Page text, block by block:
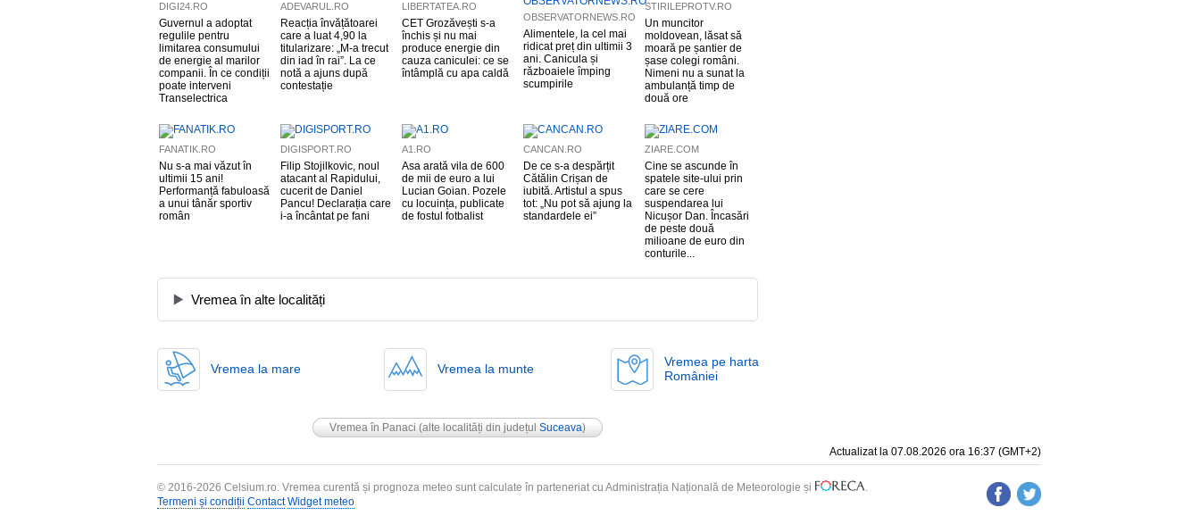
DIGI24.RO
Guvernul a adoptat
regulile pentru
limitarea consumului
de energie al marilor
companii. În ce condiții
poate interveni
Transelectrica
ADEVARUL.RO
Reacția învățătoarei
care a luat 4,90 la
titularizare: „M-a trecut
din iad în rai”. La ce
notă a ajuns după
contestație
LIBERTATEA.RO
CET Grozăvești s-a
închis și nu mai
produce energie din
cauza caniculei: ce se
întâmplă cu apa caldă
OBSERVATORNEWS.RO
Alimentele, la cel mai
ridicat preț din ultimii 3
ani. Canicula și
războaiele împing
scumpirile
STIRILEPROTV.RO
Un muncitor
moldovean, lăsat să
moară pe șantier de
șase colegi români.
Nimeni nu a sunat la
ambulanță timp de
două ore
FANATIK.RO
Nu s-a mai văzut în
ultimii 15 ani!
Performanță fabuloasă
a unui tânăr sportiv
român
DIGISPORT.RO
Filip Stojilkovic, noul
atacant al Rapidului,
cucerit de Daniel
Pancu! Declarația care
i-a încântat pe fani
A1.RO
Asa arată vila de 600
de mii de euro a lui
Lucian Goian. Pozele
cu locuința, publicate
de fostul fotbalist
CANCAN.RO
De ce s-a despărțit
Cătălin Crișan de
iubită. Artistul a spus
tot: „Nu pot să ajung la
standardele ei”
ZIARE.COM
Cine se ascunde în
spatele site-ului prin
care se cere
suspendarea lui
Nicușor Dan. Încasări
de peste două
milioane de euro din
conturile...
Vremea în alte localități
Vremea la mare Vremea la munte
Vremea pe harta
României
Vremea în Panaci (alte localități din județul Suceava)
Actualizat la 07.08.2026 ora 16:37 (GMT+2)
© 2016-2026 Celsium.ro. Vremea curentă și prognoza meteo sunt calculate în parteneriat cu Administrația Națională de Meteorologie și
.
Termeni și condiții Contact Widget meteo